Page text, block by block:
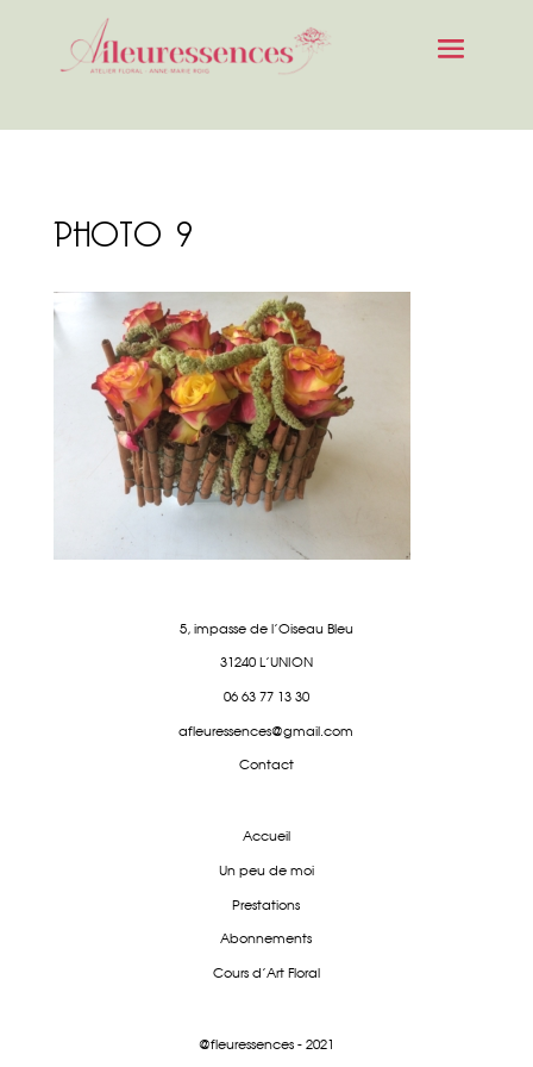
PHOTO 9
5, impasse de l'Oiseau Bleu
31240 L'UNION
06 63 77 13 30
afleuressences@gmail.com
Contact
Accueil
Un peu de moi
Prestations
Abonnements
Cours d'Art Floral
@fleuressences - 2021